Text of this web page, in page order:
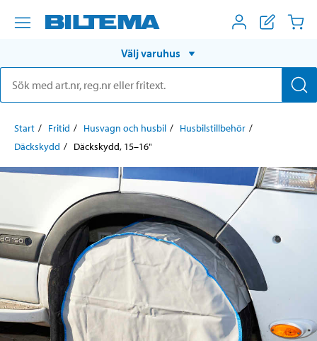
Välj varuhus
Start Fritid Husvagn och husbil
Husbilstillbehör
Däckskydd
Däckskydd, 15–16"